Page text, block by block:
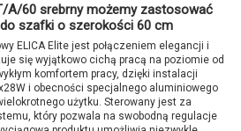
A/60 srebrnymożemy zastosować
do szafki o szerokości 60 cm
ELICA Elite jest połączeniem elegancji i
się wyjątkowo cichą pracą na poziomie od
komfortem pracy, dzięki instalacji
i obecności specjalnego aluminiowego
użytku. Sterowany jest za
który pozwala na swobodną regulacje